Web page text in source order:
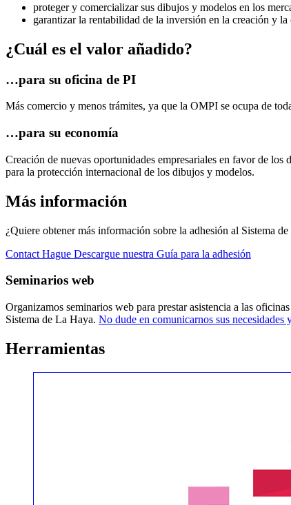
proteger y comercializar sus dibujos y modelos en los
garantizar la rentabilidad de la inversión en la creación y
¿Cuál es el valor añadido?
…para su oficina de PI
Más comercio y menos trámites, ya que la OMPI se ocupa de
…para su economía
Creación de nuevas oportunidades empresariales en favor de
para la protección internacional de los dibujos y modelos.
Más información
¿Quiere obtener más información sobre la adhesión al Sistema
Contact Hague Descargue nuestra Guía para la adhesión
Seminarios web
Organizamos seminarios web para prestar asistencia a las
Sistema de La Haya. No dude en comunicarnos sus necesidades
Herramientas